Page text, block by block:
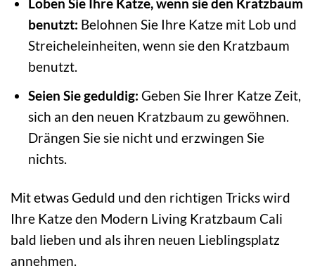
benutzt: Belohnen Sie Ihre Katze mit Lob und
Streicheleinheiten, wenn sie den Kratzbaum
benutzt.
Seien Sie geduldig: Geben Sie Ihrer Katze Zeit,
sich an den neuen Kratzbaum zu gewöhnen.
Drängen Sie sie nicht und erzwingen Sie
nichts.
Mit etwas Geduld und den richtigen Tricks wird
Ihre Katze den Modern Living Kratzbaum Cali
bald lieben und als ihren neuen Lieblingsplatz
annehmen.